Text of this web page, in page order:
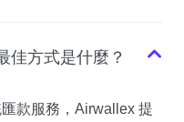
佳方式是什麼？
款服務，Airwallex 提